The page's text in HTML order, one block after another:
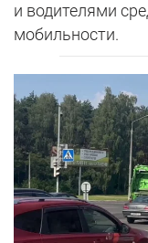
и водителями
мобильности.